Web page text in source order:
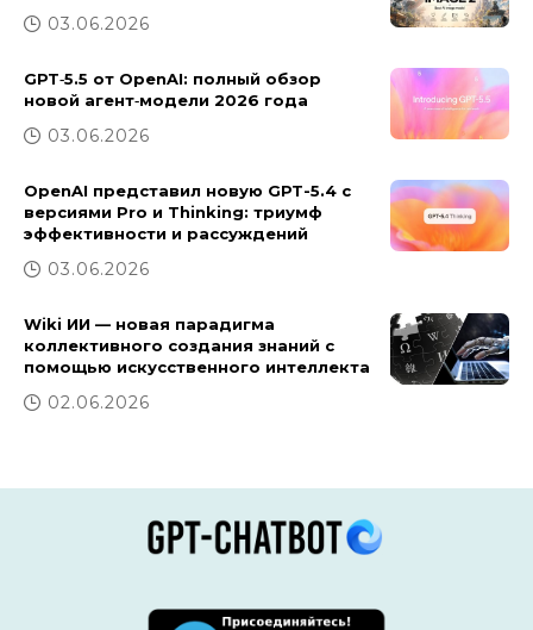
03.06.2026
GPT‑5.5 от OpenAI: полный обзор
новой агент‑модели 2026 года
03.06.2026
OpenAI представил новую GPT-5.4 с
версиями Pro и Thinking: триумф
эффективности и рассуждений
03.06.2026
Wiki ИИ — новая парадигма
коллективного создания знаний с
помощью искусственного интеллекта
02.06.2026